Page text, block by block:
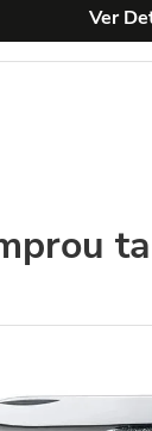
Ver